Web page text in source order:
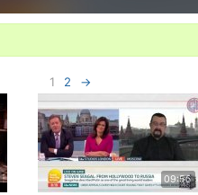
1 2 →
09:56